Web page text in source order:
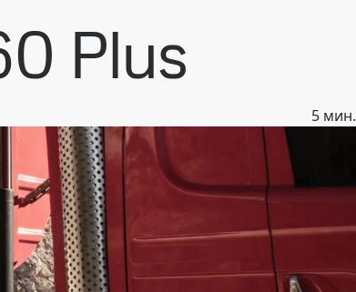
Plus
5 мин.